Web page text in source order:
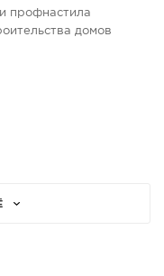
профнастила
домов
копка ям
ложим печи